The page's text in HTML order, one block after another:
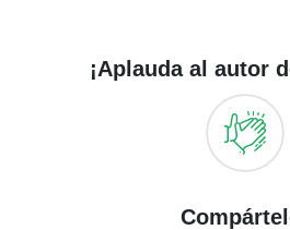
¡Aplauda al autor